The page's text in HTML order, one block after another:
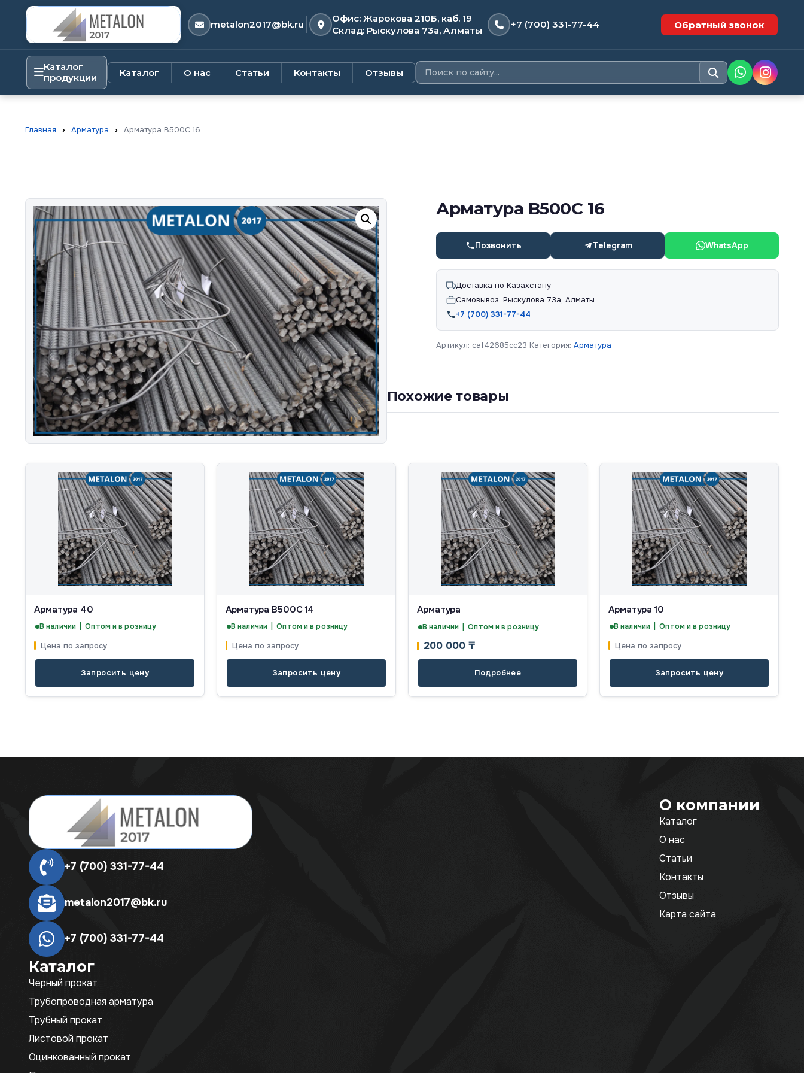
metalon2017@bk.ru
Офис: Жарокова 210Б, каб. 19
Склад: Рыскулова 73а, Алматы
+7 (700) 331-77-44 Обратный звонок
Каталог
продукции
Каталог О нас Статьи Контакты Отзывы
Главная › Арматура › Арматура В500С 16
Арматура В500С 16
Позвонить Telegram WhatsApp
Доставка по Казахстану
Самовывоз: Рыскулова 73а, Алматы
+7 (700) 331-77-44
Артикул: caf42685cc23 Категория:Арматура
Похожие товары
Арматура 40
В наличии | Оптом и в розницу
Цена по запросу
Запросить цену
Арматура В500С 14
В наличии | Оптом и в розницу
Цена по запросу
Запросить цену
Арматура
В наличии | Оптом и в розницу
200 000 ₸
Подробнее
Арматура 10
В наличии | Оптом и в розницу
Цена по запросу
Запросить цену
+7 (700) 331-77-44
metalon2017@bk.ru
+7 (700) 331-77-44
Каталог
Черный прокат
Трубопроводная арматура
Трубный прокат
Листовой прокат
Оцинкованный прокат
О компании
Каталог
О нас
Статьи
Контакты
Отзывы
Карта сайта